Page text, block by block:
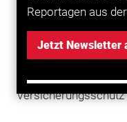
Reportagen aus
Jetzt Newsletter
von Medikamenten
Bußgeldzu rechnen,
Fahrverbotund